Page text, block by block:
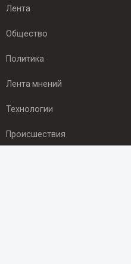
Лента
Общество
Политика
Лента мнений
Технологии
Происшествия